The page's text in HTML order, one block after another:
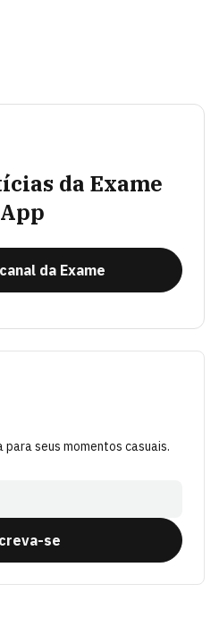
da Exame
da Exame
para seus momentos casuais.
se